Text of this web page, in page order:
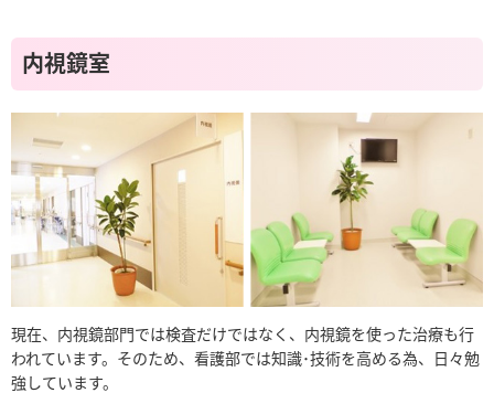
内視鏡室
現在、内視鏡部門では検査だけではなく、内視鏡を使った治療も行
われています。そのため、看護部では知識･技術を高める為、日々勉
強しています。